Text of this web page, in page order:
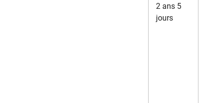
2 ans 5
jours